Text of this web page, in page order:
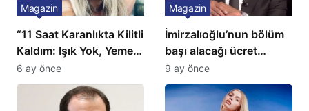
“11 Saat Karanlıkta Kilitli
Kaldım: Işık Yok, Yemek
Yok, Tuvalet Yok!”
Çağla Şikel’den Şok
Magazin
6 ay önce
İmirzalıoğlu’nun bölüm
başı alacağı ücret
Türkiye’de bir ilk:
Gözünü 2 ilçeye dikti!
Magazin
9 ay önce